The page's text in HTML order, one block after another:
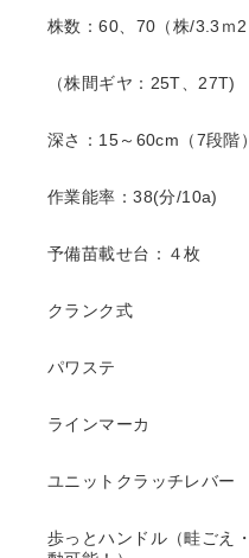
株数：60、70（株/3.3ｍ2
（株間ギヤ：25T、27T)
深さ：15～60cm（7段階）
作業能率：38(分/10a)
予備苗載せ台：４枚
クランク式
パワステ
ラインマーカ
ユニットクラッチレバー
歩っとハンドル（畦ごえ